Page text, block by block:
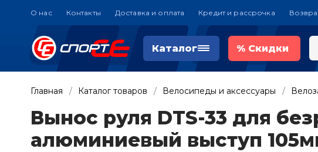
О нас Контакты Доставка и оплата Кредит и рассрочка
Каталог % Скидки
Главная Каталог товаров Велосипеды и аксессуары
Вынос руля DTS-33 для
алюминиевый выступ